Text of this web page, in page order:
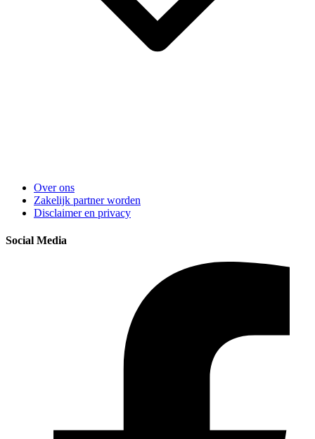
Over ons
Zakelijk partner worden
Disclaimer en privacy
Social Media